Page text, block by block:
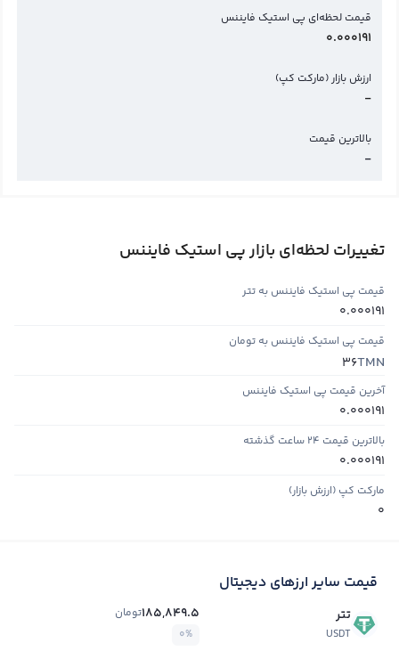
قیمت لحظه‌ای پی استیک فایننس
0.000191
ارزش بازار (مارکت کپ)
-
بالاترین قیمت
-
تغییرات لحظه‌ای بازار پی استیک فایننس
قیمت پی استیک فایننس به تتر
0.000191
قیمت پی استیک فایننس به تومان
TMN
36
آخرین قیمت پی استیک فایننس
0.000191
بالاترین قیمت ۲۴ ساعت گذشته
0.000191
مارکت کپ (ارزش بازار)
0
قیمت سایر ارزهای دیجیتال
تتر
USDT
185,849.5تومان
0%